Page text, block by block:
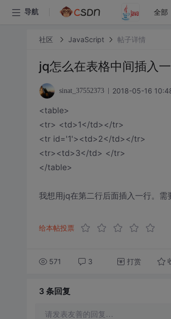
导航 全部
社区 JavaScript 帖子详情
jq怎么在表格中间插入
sinat_37552373 2018-05-16
<table>
<tr> <td>1</td></tr>
<tr id='1'><td>2</td></tr>
<tr><td>3</td> </tr>
</table>
我想用jq在第二行后面插入一行。需
给本帖投票
571 3 打赏
3 条回复
请发表友善的回复…